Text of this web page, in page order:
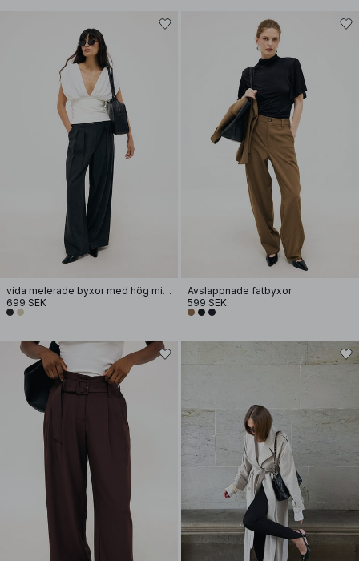
vida melerade byxor med hög midja
699 SEK
Avslappnade fatbyxor
599 SEK